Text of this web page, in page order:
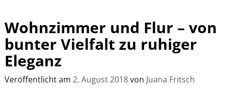
Wohnzimmer und Flur – von
bunter Vielfalt zu ruhiger
Eleganz
Veröffentlicht am 2. August 2018von Juana Fritsch